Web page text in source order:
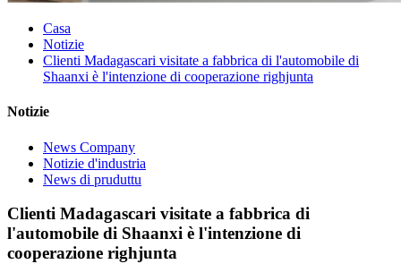
Casa
Notizie
Clienti Madagascari visitate a fabbrica di l'automobile di
Shaanxi è l'intenzione di cooperazione righjunta
Notizie
News Company
Notizie d'industria
News di pruduttu
Clienti Madagascari visitate a fabbrica di
l'automobile di Shaanxi è l'intenzione di
cooperazione righjunta